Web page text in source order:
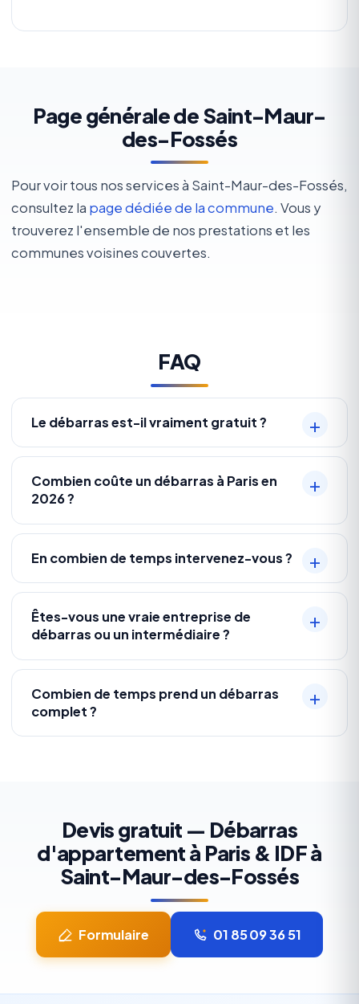
Page générale de Saint-Maur-
des-Fossés
Pour voir tous nos services à Saint-Maur-des-Fossés,
consultez la page dédiée de la commune. Vous y
trouverez l'ensemble de nos prestations et les
communes voisines couvertes.
FAQ
Le débarras est-il vraiment gratuit ?
Combien coûte un débarras à Paris en
2026 ?
En combien de temps intervenez-vous ?
Êtes-vous une vraie entreprise de
débarras ou un intermédiaire ?
Combien de temps prend un débarras
complet ?
Devis gratuit — Débarras
d'appartement à Paris & IDF à
Saint-Maur-des-Fossés
Formulaire 01 85 09 36 51